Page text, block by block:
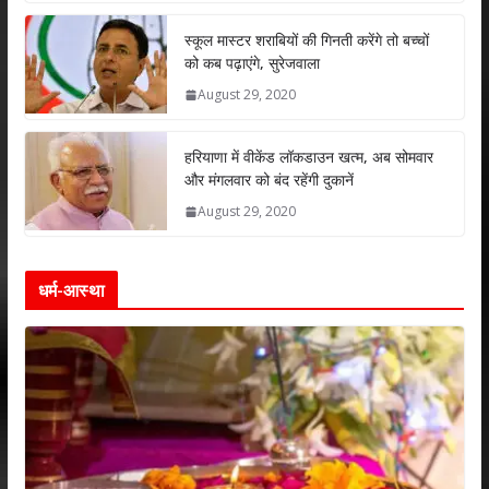
p k
स्कूल मास्टर शराबियों की गिनती करेंगे तो बच्चों
को कब पढ़ाएंगे, सुरेजवाला
August 29, 2020
हरियाणा में वीकेंड लॉकडाउन खत्म, अब सोमवार
और मंगलवार को बंद रहेंगी दुकानें
August 29, 2020
धर्म-आस्था